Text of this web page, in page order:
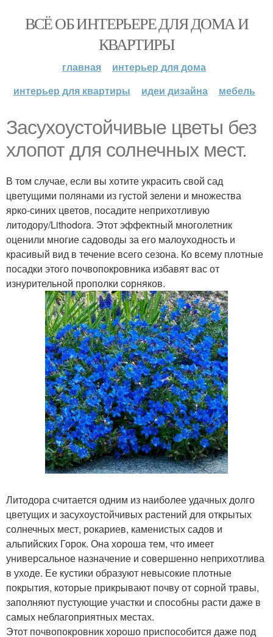
ВСЁ ОБ ИНТЕРЬЕРЕ ДЛЯ ДОМА И
КВАРТИРЫ
главная
интерьер для дома
интерьер для квартиры
идеи дизайна мебель
Засухоустойчивые цветы без
хлопот для солнечных мест.
В том случае, если вы хотите украсить свой сад
цветущими полянами из густой зелени и множества
ярко-синих цветов, посадите неприхотливую
литодору/Lithodora. Этот эффектный многолетник
оценили многие садоводы за его малоуходность и
красивый вид в течение всего сезона. Ко всему плотные
посадки этого почвопокровника избавят вас от
изнурительной прополки сорняков.
Литодора считается одним из наиболее удачных долго
цветущих и засухоустойчивых растений для открытых
солнечных мест, рокариев, каменистых садов и
альпийских Горок. Она хороша тем, что имеет
универсальное назначение и совершенно неприхотлива
в уходе. Ее кустики образуют невысокие плотные
покрытия, которые прикрывают почву от сорной травы,
заполняют пустующие участки и способны расти даже в
самых неблагоприятных местах.
Этот почвопокровник хорошо приспособится даже под